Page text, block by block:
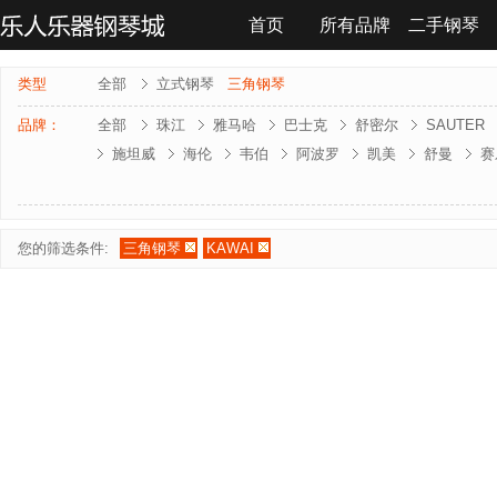
首页 所有品牌 二手钢琴
联系我们
类型 全部 立式钢琴 三角钢琴
品牌： 全部 珠江 雅马哈 巴士克 舒密尔
SAUTER
施坦威
海伦 韦伯 阿波罗 凯美 舒曼
您的筛选条件: 三角钢琴 KAWAI